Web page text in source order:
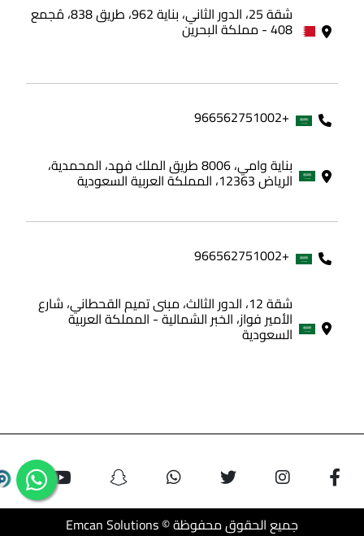
شقة 25، الدور الثاني، بناية 962، طريق 838، مُجمع
408 - مملكة البحرين
+966562751002
بناية وامي، 8006 طريق الملك فهد، المحمدية،
الرياض 12363، المملكة العربية السعودية
+966562751002
شقة 12، الدور الثالث، مبنى تميم القحطاني، شارع
الأمير فواز، الخبر الشمالية - المملكة العربية
السعودية
جميع الحقوق محفوظة © Emcan Solutions